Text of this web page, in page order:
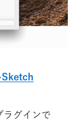
ラグインで